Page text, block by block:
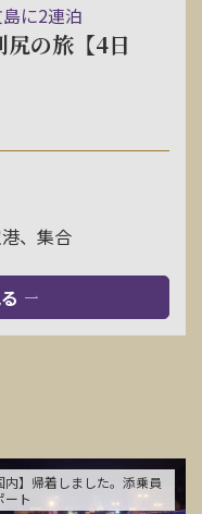
に2連泊
の旅【4日
、集合
内】帰着しました。添乗員
ート